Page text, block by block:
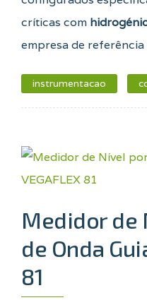
críticas com
empresa de
instrumentacao
Medidor de
de Onda
81